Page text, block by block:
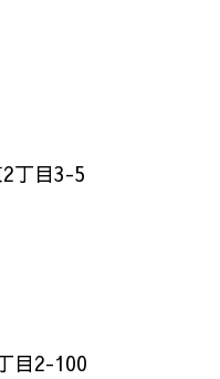
丁目3-5
目2-100